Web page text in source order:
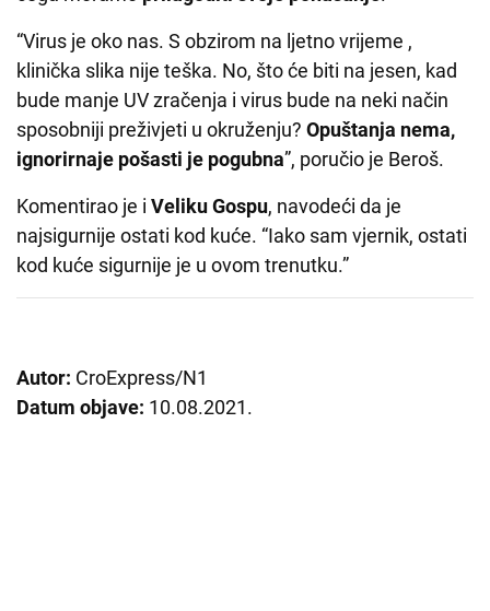
“Virus je oko nas. S obzirom na ljetno vrijeme ,
klinička slika nije teška. No, što će biti na jesen, kad
bude manje UV zračenja i virus bude na neki način
sposobniji preživjeti u okruženju? Opuštanja nema,
ignorirnaje pošasti je pogubna”, poručio je Beroš.
Komentirao je i Veliku Gospu, navodeći da je
najsigurnije ostati kod kuće. “Iako sam vjernik, ostati
kod kuće sigurnije je u ovom trenutku.”
Autor: CroExpress/N1
Datum objave: 10.08.2021.